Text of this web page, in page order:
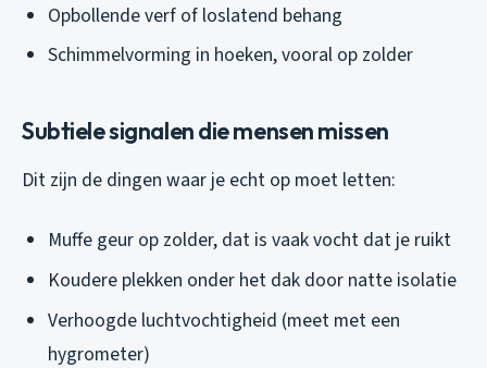
Opbollende verf of loslatend behang
Schimmelvorming in hoeken, vooral op zolder
Subtiele signalen die mensen missen
Dit zijn de dingen waar je echt op moet letten:
Muffe geur op zolder, dat is vaak vocht dat je ruikt
Koudere plekken onder het dak door natte isolatie
Verhoogde luchtvochtigheid (meet met een
hygrometer)